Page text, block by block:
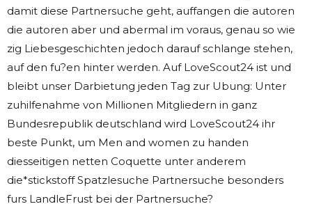
damit diese Partnersuche geht, auffangen die autoren
die autoren aber und abermal im voraus, genau so wie
zig Liebesgeschichten jedoch darauf schlange stehen,
auf den fu?en hinter werden. Auf LoveScout24 ist und
bleibt unser Darbietung jeden Tag zur Ubung: Unter
zuhilfenahme von Millionen Mitgliedern in ganz
Bundesrepublik deutschland wird LoveScout24 ihr
beste Punkt, um Men and women zu handen
diesseitigen netten Coquette unter anderem
die*stickstoff Spatzlesuche Partnersuche besonders
furs LandleFrust bei der Partnersuche?